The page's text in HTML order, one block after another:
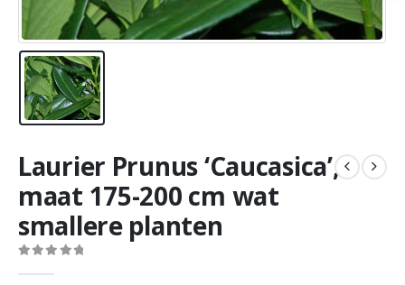
Laurier Prunus ‘Caucasica’,
maat 175-200 cm wat
smallere planten